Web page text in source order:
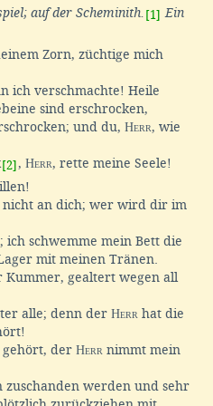
auf der Scheminith. [1] Ein
Zorn, züchtige mich
ich verschmachte! Heile
sind erschrocken,
und du, Herr, wie
[2] , Herr, rette meine Seele!
nicht an dich; wer wird dir im
ich schwemme mein Bett die
mit meinen Tränen.
gealtert wegen all
alle; denn der Herr hat die
gehört, der Herr nimmt mein
zuschanden werden und sehr